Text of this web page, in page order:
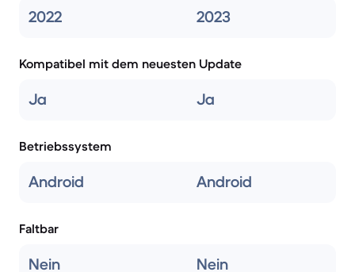
2022 2023
Kompatibel mit dem neuesten Update
Ja Ja
Betriebssystem
Android Android
Faltbar
Nein Nein